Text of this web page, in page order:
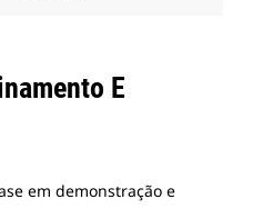
E
em demonstração e